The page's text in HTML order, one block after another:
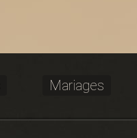
Mariages